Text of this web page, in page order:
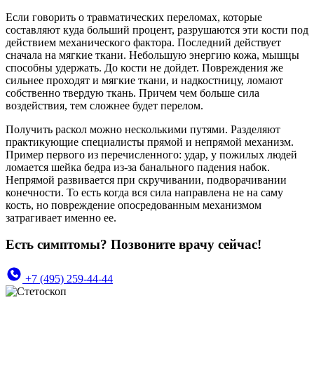
Если говорить о травматических переломах, которые
составляют куда больший процент, разрушаются эти кости под
действием механического фактора. Последний действует
сначала на мягкие ткани. Небольшую энергию кожа, мышцы
способны удержать. До кости не дойдет. Повреждения же
сильнее проходят и мягкие ткани, и надкостницу, ломают
собственно твердую ткань. Причем чем больше сила
воздействия, тем сложнее будет перелом.
Получить раскол можно несколькими путями. Разделяют
практикующие специалисты прямой и непрямой механизм.
Пример первого из перечисленного: удар, у пожилых людей
ломается шейка бедра из-за банального падения набок.
Непрямой развивается при скручивании, подворачивании
конечности. То есть когда вся сила направлена не на саму
кость, но повреждение опосредованным механизмом
затрагивает именно ее.
Есть симптомы? Позвоните врачу сейчас!
+7 (495) 259-44-44